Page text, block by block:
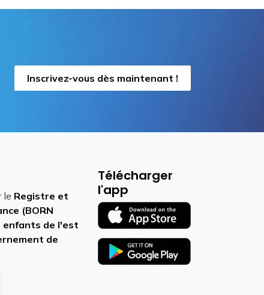
Inscrivez-vous dès maintenant !
le Registre et
(BORN
enfants de l'est
de
Télécharger
l'app